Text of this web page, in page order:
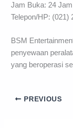
Jam Buka: 24 Jam
Telepon/HP: (021)
BSM
penyewaan
yang beroperasi
PREVIOUS